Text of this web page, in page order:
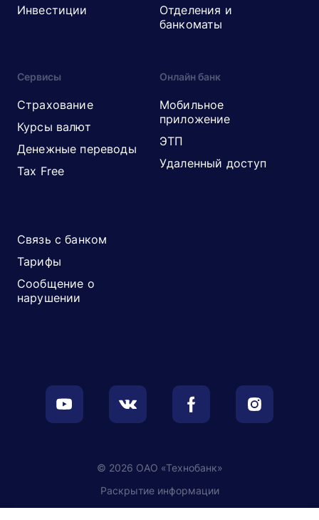
Инвестиции
Отделения и
банкоматы
Сервисы
Страхование
Курсы валют
Денежные переводы
Tax Free
Онлайн банк
Мобильное
приложение
ЭТП
Удаленный доступ
Связь с банком
Тарифы
Сообщение о
нарушении
© 2026 ОАО «Технобанк»
Раскрытие информации